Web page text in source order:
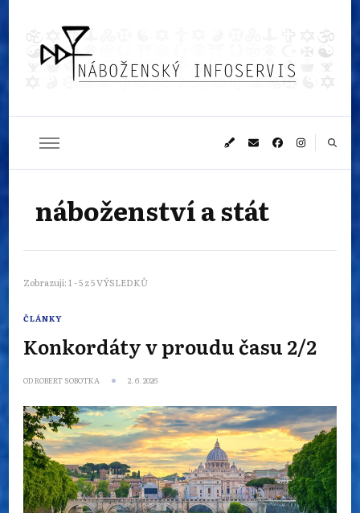
Náboženský
infoservis
náboženství a stát
Zobrazuji: 1 - 5 z 5 VÝSLEDKŮ
ČLÁNKY
Konkordáty v proudu času 2/2
ODROBERT SOBOTKA 2. 6. 2026